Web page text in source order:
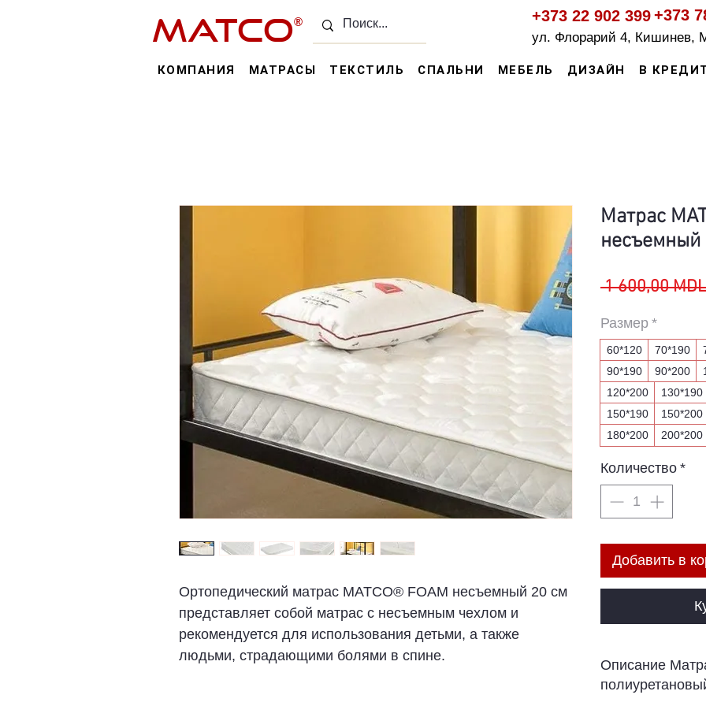
MATCO®
ул. Флорарий 4, Кишинев,
+373 22 902 399+373
КОМПАНИЯ МАТРАСЫ ТЕКСТИЛЬ СПАЛЬНИ МЕБЕЛЬ ДИЗАЙН В
Ортопедический матрас MATCO® FOAM несъемный 20 см
представляет собой матрас с несъемным чехлом и
рекомендуется для использования детьми, а также
людьми, страдающими болями в спине.
Матрас
несъемный
1 600,00
Размер *
60*120 70*190
90*190
90*200
120*200
130*190
150*190
150*200
180*200
200*200
Количество *
Добавить в
Описание